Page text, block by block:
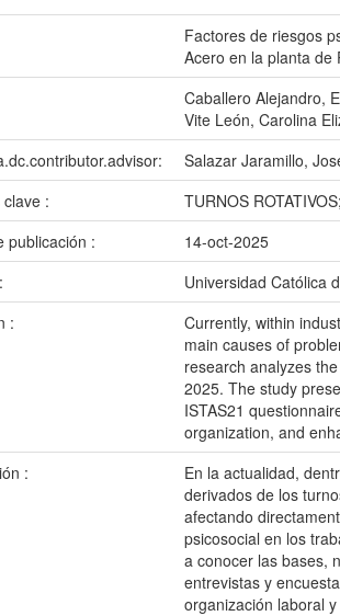
Factores de riesgos
Acero en la planta de
Caballero Alejandro,
Vite León, Carolina
Salazar Jaramillo,
:
TURNOS
publicación :
14-oct-2025
Universidad Católica
:
Currently, within
main causes of
research analyzes
2025. The study
ISTAS21
organization, and
:
En la actualidad,
derivados de los
afectando
psicosocial en los
a conocer las bases,
entrevistas y
organización laboral